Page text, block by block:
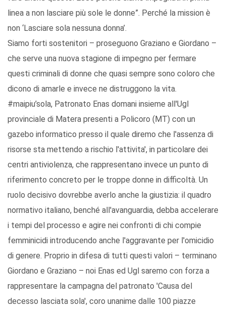
linea a non lasciare più sole le donne”. Perché la mission è
non ‘Lasciare sola nessuna donna’.
Siamo forti sostenitori – proseguono Graziano e Giordano –
che serve una nuova stagione di impegno per fermare
questi criminali di donne che quasi sempre sono coloro che
dicono di amarle e invece ne distruggono la vita.
#maipiu’sola, Patronato Enas domani insieme all'Ugl
provinciale di Matera presenti a Policoro (MT) con un
gazebo informatico presso il quale diremo che l'assenza di
risorse sta mettendo a rischio l'attivita', in particolare dei
centri antiviolenza, che rappresentano invece un punto di
riferimento concreto per le troppe donne in difficoltà. Un
ruolo decisivo dovrebbe averlo anche la giustizia: il quadro
normativo italiano, benché all'avanguardia, debba accelerare
i tempi del processo e agire nei confronti di chi compie
femminicidi introducendo anche l'aggravante per l'omicidio
di genere. Proprio in difesa di tutti questi valori – terminano
Giordano e Graziano – noi Enas ed Ugl saremo con forza a
rappresentare la campagna del patronato 'Causa del
decesso lasciata sola', coro unanime dalle 100 piazze